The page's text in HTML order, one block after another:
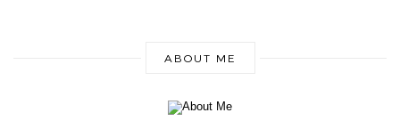
ABOUT ME